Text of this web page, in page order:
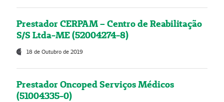
Prestador CERPAM – Centro de Reabilitação
S/S Ltda-ME (52004274-8)
18 de Outubro de 2019
Prestador Oncoped Serviços Médicos
(51004335-0)